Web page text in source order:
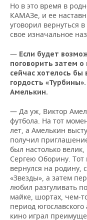
Но в это время в
КАМАЗе, и ее
уговорил
свое изначальное
— Если будет
поговорить затем
сейчас хотелось бы
гордость
Амелькин.
— Да уж, Виктор
футбола. На тот
лет, а Амелькин
получил
был настолько
Сергею Оборину. Тот
вернулся на родину,
«Звезды», а затем
любил разгуливать
майке, шортах, чем-
период
кино играл